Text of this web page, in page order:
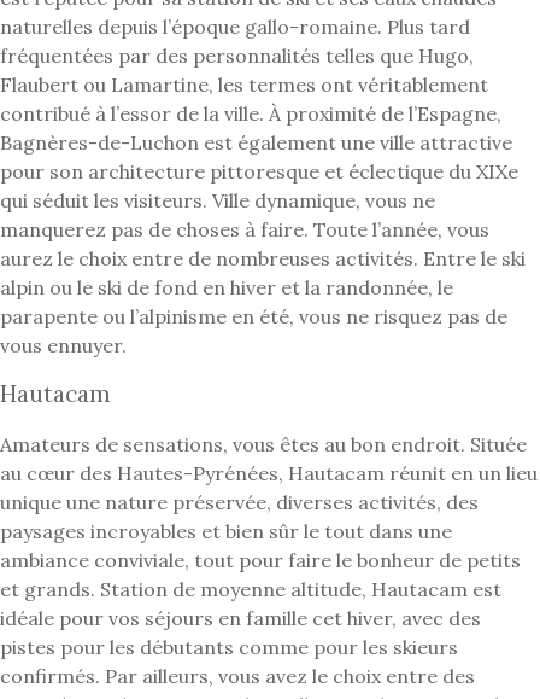
naturelles depuis l’époque gallo-romaine. Plus tard
fréquentées par des personnalités telles que Hugo,
Flaubert ou Lamartine, les termes ont véritablement
contribué à l’essor de la ville. À proximité de l’Espagne,
Bagnères-de-Luchon est également une ville attractive
pour son architecture pittoresque et éclectique du XIXe
qui séduit les visiteurs. Ville dynamique, vous ne
manquerez pas de choses à faire. Toute l’année, vous
aurez le choix entre de nombreuses activités. Entre le ski
alpin ou le ski de fond en hiver et la randonnée, le
parapente ou l’alpinisme en été, vous ne risquez pas de
vous ennuyer.
Hautacam
Amateurs de sensations, vous êtes au bon endroit. Située
au cœur des Hautes-Pyrénées, Hautacam réunit en un lieu
unique une nature préservée, diverses activités, des
paysages incroyables et bien sûr le tout dans une
ambiance conviviale, tout pour faire le bonheur de petits
et grands. Station de moyenne altitude, Hautacam est
idéale pour vos séjours en famille cet hiver, avec des
pistes pour les débutants comme pour les skieurs
confirmés. Par ailleurs, vous avez le choix entre des